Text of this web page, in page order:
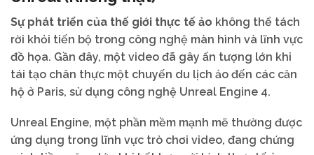
Sự phát triển của thế giới thực tế ảo không thể tách
rời khỏi tiến bộ trong công nghệ màn hình và lĩnh vực
đồ họa. Gần đây, một video đã gây ấn tượng lớn khi
tái tạo chân thực một chuyến du lịch ảo đến các căn
hộ ở Paris, sử dụng công nghệ Unreal Engine 4.
Unreal Engine, một phần mềm mạnh mẽ thường được
ứng dụng trong lĩnh vực trò chơi video, đang chứng